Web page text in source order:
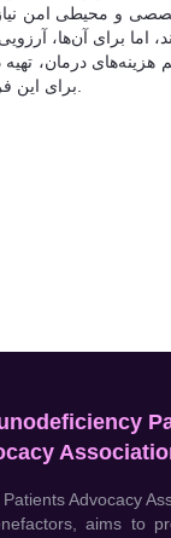
و محیطی امن نیاز
درمان، تهیه
Advocacy
aims to